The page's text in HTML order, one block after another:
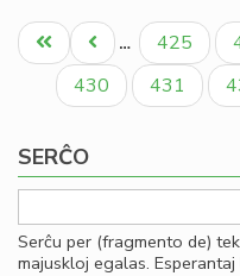
Pagination
Unua
paĝo
Antaŭa
paĝo
… Paĝo
425
Paĝo
430 Paĝo
431
SERĈO
Serĉu per (fragmento de)
majuskloj egalas.